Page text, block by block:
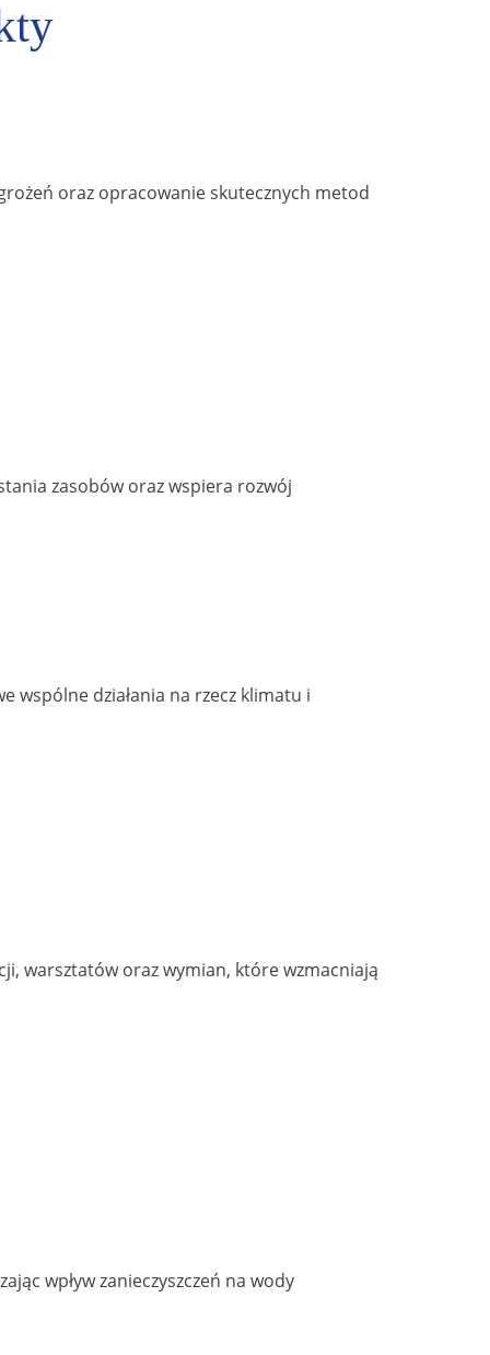
oraz opracowanie skutecznych metod
zasobów oraz wspiera rozwój
wspólne działania na rzecz klimatu i
warsztatów oraz wymian, które wzmacniają
wpływ zanieczyszczeń na wody